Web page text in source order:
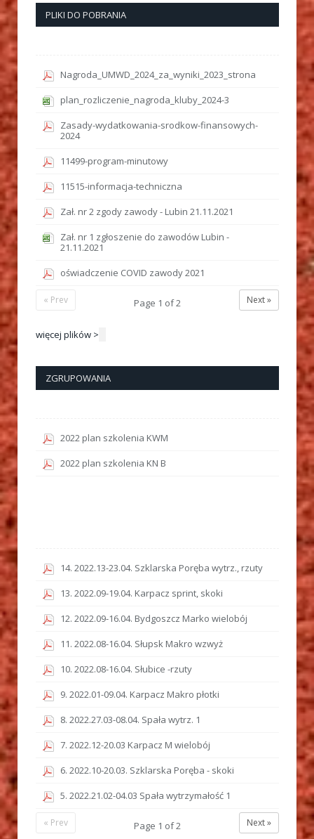
PLIKI DO POBRANIA
Nagroda_UMWD_2024_za_wyniki_2023_strona
plan_rozliczenie_nagroda_kluby_2024-3
Zasady-wydatkowania-srodkow-finansowych-
2024
11499-program-minutowy
11515-informacja-techniczna
Zał. nr 2 zgody zawody - Lubin 21.11.2021
Zał. nr 1 zgłoszenie do zawodów Lubin -
21.11.2021
oświadczenie COVID zawody 2021
Next »
Page 1 of2
« Prev
więcej plików >
ZGRUPOWANIA
2022 plan szkolenia KWM
2022 plan szkolenia KN B
14. 2022.13-23.04. Szklarska Poręba wytrz., rzuty
13. 2022.09-19.04. Karpacz sprint, skoki
12. 2022.09-16.04. Bydgoszcz Marko wielobój
11. 2022.08-16.04. Słupsk Makro wzwyż
10. 2022.08-16.04. Słubice -rzuty
9. 2022.01-09.04. Karpacz Makro płotki
8. 2022.27.03-08.04. Spała wytrz. 1
7. 2022.12-20.03 Karpacz M wielobój
6. 2022.10-20.03. Szklarska Poręba - skoki
5. 2022.21.02-04.03 Spała wytrzymałość 1
Next »
Page 1 of2
« Prev